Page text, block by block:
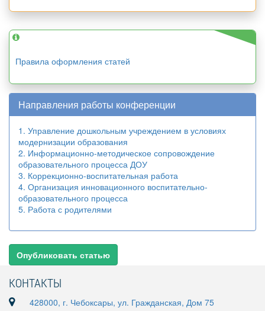
Правила оформления статей
Направления работы конференции
1. Управление дошкольным учреждением в условиях
модернизации образования
2. Информационно-методическое сопровождение
образовательного процесса ДОУ
3. Коррекционно-воспитательная работа
4. Организация инновационного воспитательно-
образовательного процесса
5. Работа с родителями
Опубликовать статью
КОНТАКТЫ
428000, г. Чебоксары, ул. Гражданская, Дом 75